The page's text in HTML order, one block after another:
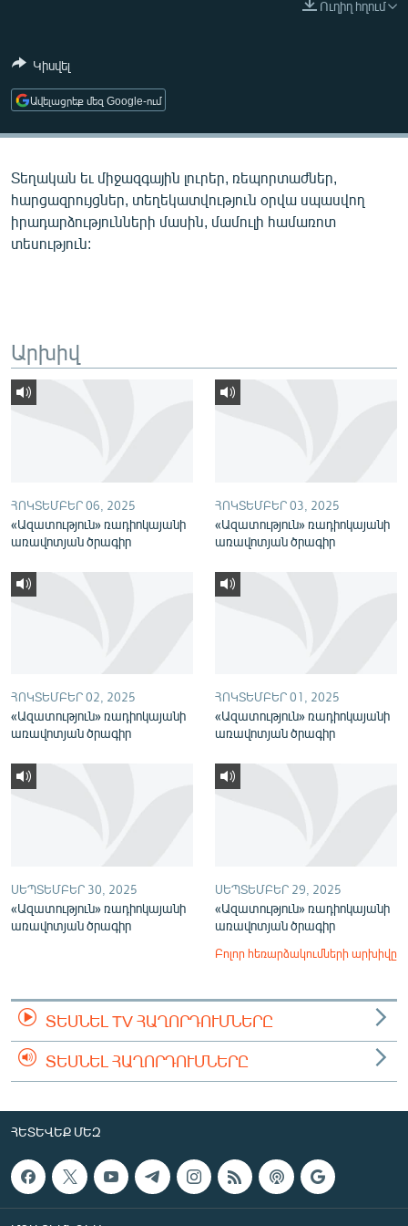
ՄԵԿՆԱԲԱՆՈՒԹՅՈՒՆ
ԿՈՐՈՆԱՎԻՐՈՒՍ
ԱՐԽԻՎ
ՏԵՍԱՆՅՈՒԹԵՐ
ՓՈԴՔԱՍԹ
Հայերեն
ՀԵՏԵՎԵՔ ՄԵԶ
Ուղիղ հղում
Կիսվել
Ավելացրեք մեզ Google-ում
Տեղական եւ միջազգային լուրեր, ռեպորտաժներ,
հարցազրույցներ, տեղեկատվություն օրվա սպասվող
իրադարձությունների մասին, մամուլի համառոտ
տեսություն:
Արխիվ
ՀՈԿՏԵՄԲԵՐ 06, 2025
«Ազատություն» ռադիոկայանի
առավոտյան ծրագիր
ՀՈԿՏԵՄԲԵՐ 03, 2025
«Ազատություն» ռադիոկայանի
առավոտյան ծրագիր
ՀՈԿՏԵՄԲԵՐ 02, 2025
«Ազատություն» ռադիոկայանի
առավոտյան ծրագիր
ՀՈԿՏԵՄԲԵՐ 01, 2025
«Ազատություն» ռադիոկայանի
առավոտյան ծրագիր
ՍԵՊՏԵՄԲԵՐ 30, 2025
«Ազատություն» ռադիոկայանի
առավոտյան ծրագիր
ՍԵՊՏԵՄԲԵՐ 29, 2025
«Ազատություն» ռադիոկայանի
առավոտյան ծրագիր
Բոլոր հեռարձակումների արխիվը
ՏԵՍՆԵԼ TV ՀԱՂՈՐԴՈՒՄՆԵՐԸ
ՏԵՍՆԵԼ ՀԱՂՈՐԴՈՒՄՆԵՐԸ
ՀԵՏԵՎԵՔ ՄԵԶ